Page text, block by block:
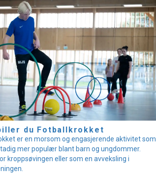
du Fotballkrokket
er en morsom og engasjerende aktivitet som
mer populær blant barn og ungdommer.
kroppsøvingen eller som en avveksling i